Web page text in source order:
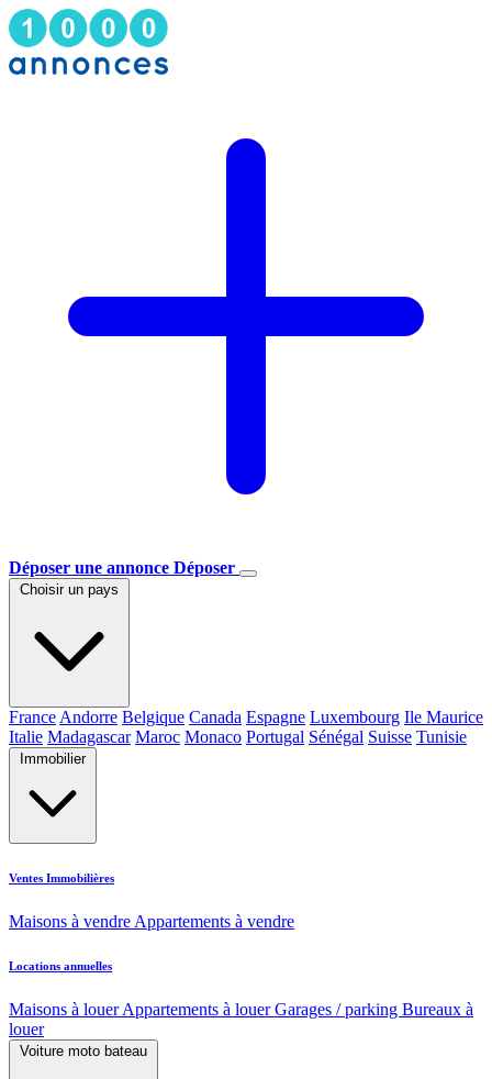
Déposer une annonce Déposer
Choisir un pays
France Andorre Belgique Canada Espagne Luxembourg Ile Maurice
Italie Madagascar Maroc Monaco Portugal Sénégal Suisse Tunisie
Immobilier
Ventes Immobilières
Maisons à vendre Appartements à vendre
Locations annuelles
Maisons à louerAppartements à louerGarages / parking Bureaux à
louer
Voiture moto bateau